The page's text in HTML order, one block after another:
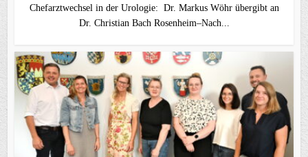
Chefarztwechsel in der Urologie: Dr. Markus Wöhr übergibt an
Dr. Christian Bach Rosenheim–Nach...